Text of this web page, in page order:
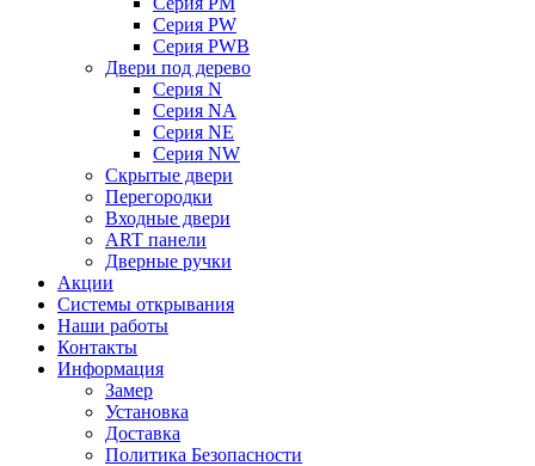
Серия PW
Серия PWB
Двери под дерево
Серия N
Серия NA
Серия NE
Серия NW
Скрытые двери
Перегородки
Входные двери
ART панели
Дверные ручки
Акции
Системы открывания
Наши работы
Контакты
Информация
Замер
Установка
Доставка
Политика Безопасности